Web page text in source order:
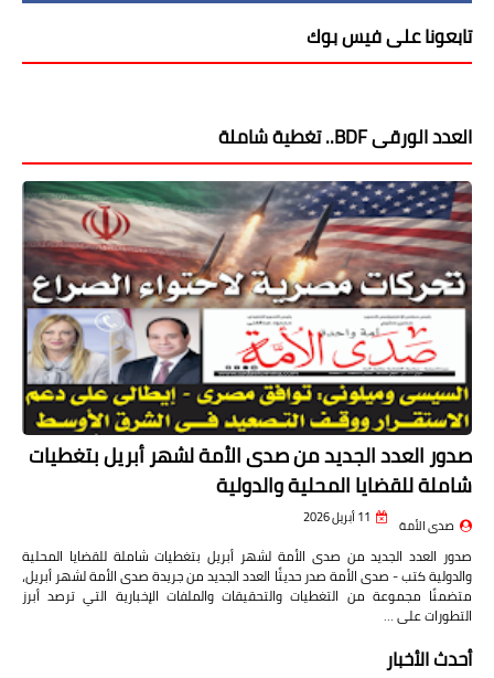
تابعونا على فيس بوك
العدد الورقى BDF.. تغطية شاملة
صدور العدد الجديد من صدى الأمة لشهر أبريل بتغطيات
شاملة للقضايا المحلية والدولية
صدى الأمة 11 أبريل 2026
صدور العدد الجديد من صدى الأمة لشهر أبريل بتغطيات شاملة للقضايا المحلية
والدولية كتب - صدى الأمة صدر حديثًا العدد الجديد من جريدة صدى الأمة لشهر أبريل،
متضمنًا مجموعة من التغطيات والتحقيقات والملفات الإخبارية التي ترصد أبرز
التطورات على …
أحدث الأخبار